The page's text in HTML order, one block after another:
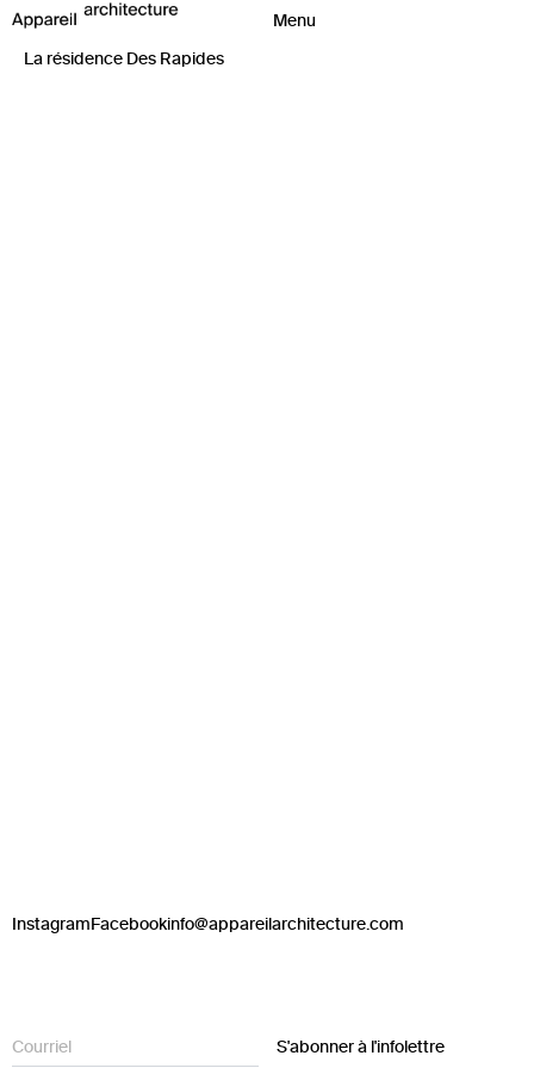
La résidence Des Rapides
InstagramFacebookinfo@appareilarchitecture.com
S'abonner à l'infolettre